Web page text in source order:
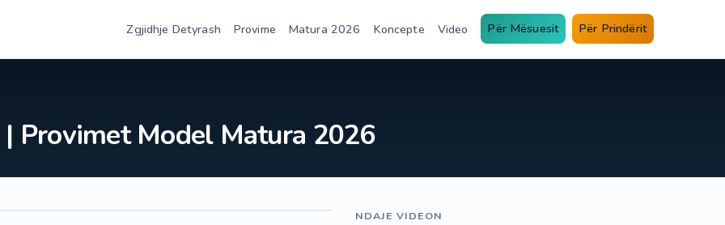
Zgjidhje Detyrash Provime Matura 2026 Koncepte Video Për Mësuesit Për Prindërit
Provimet Model Matura 2026
NDAJE VIDEON